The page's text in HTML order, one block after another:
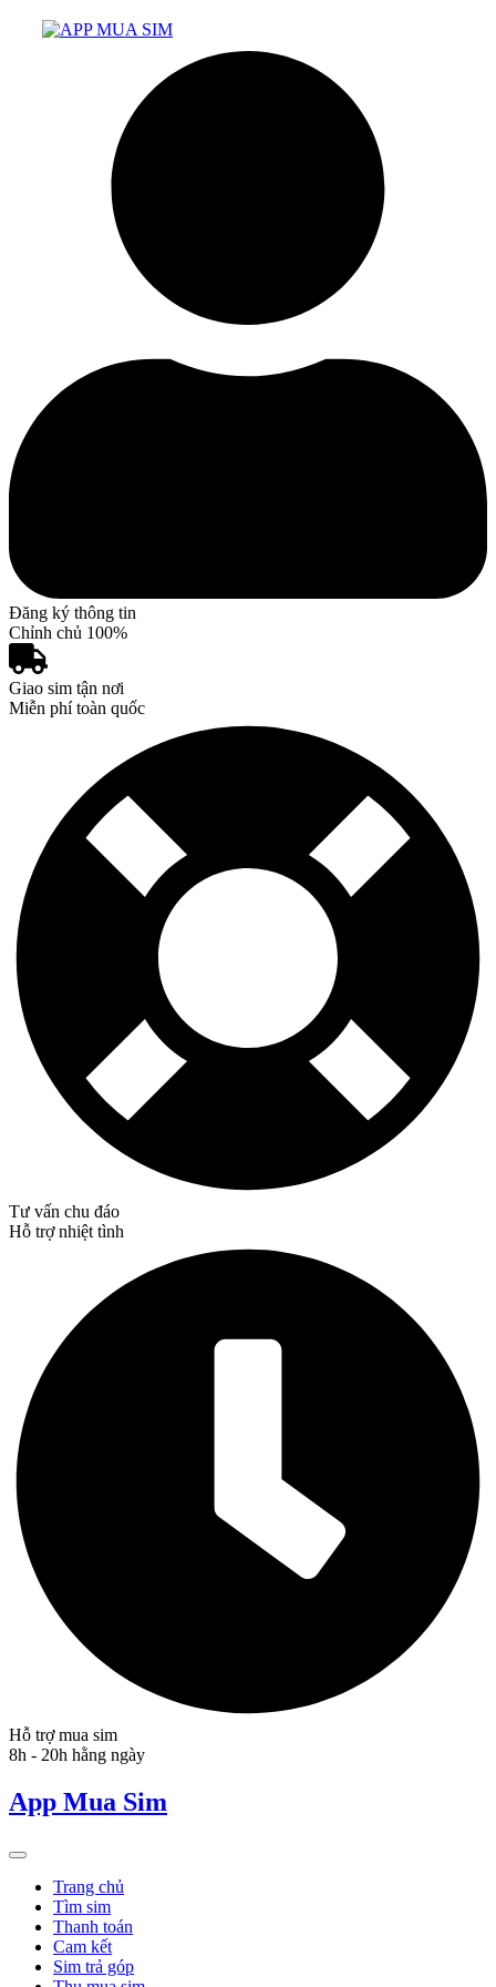
Đăng ký thông tin
Chỉnh chủ 100%
Giao sim tận nơi
Miễn phí toàn quốc
Tư vấn chu đáo
Hỗ trợ nhiệt tình
Hỗ trợ mua sim
8h - 20h hằng ngày
App Mua Sim
Trang chủ
Tìm sim
Thanh toán
Cam kết
Sim trả góp